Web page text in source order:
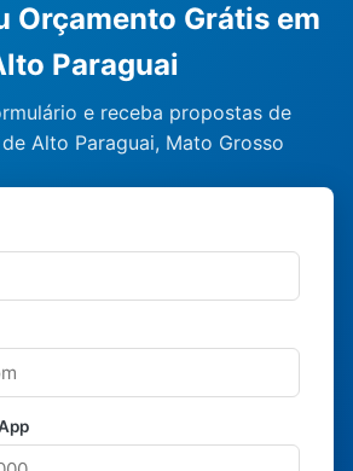
Orçamento Grátis em
Paraguai
e receba propostas de
Alto Paraguai, Mato Grosso